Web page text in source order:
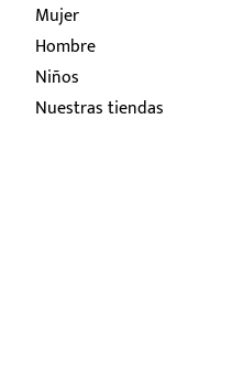
Mujer
Hombre
Niños
Nuestras tiendas